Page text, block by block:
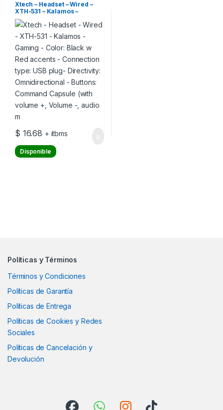
Xtech – Headset – Wired –
XTH-531 – Kalamos –
Gaming – Color: Black w Red
accents – Connection type:
USB plug- Directivity:
Omnidirectional – Buttons:
Command Capsule (with
volume +, Volume -, audio m
$ 16.68 + itbms
Disponible
Políticas y Términos
Términos y Condiciones
Políticas de Garantía
Políticas de Entrega
Políticas de Cookies y Redes
Sociales
Políticas de Cancelación y
Devolución